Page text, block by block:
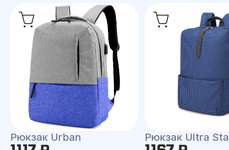
Рюкзак Urban Рюкзак Ultra